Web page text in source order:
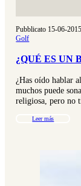
Pubblicato 15-06-
Golf
¿QUÉ ES UN
¿Has oído hablar
muchos puede
religiosa, pero no
Leer más